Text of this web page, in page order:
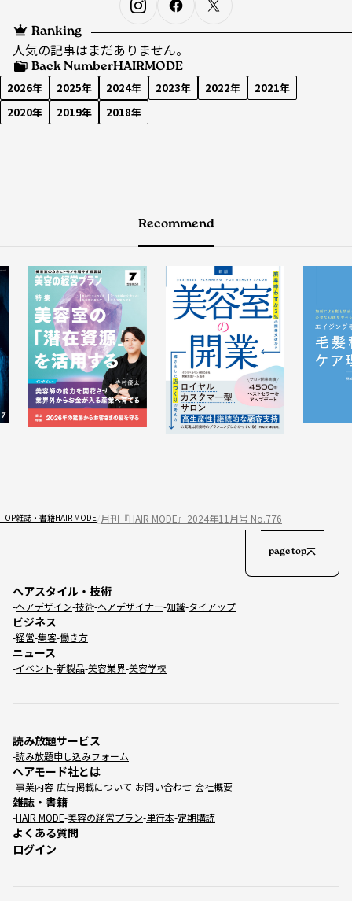
Ranking
人気の記事はまだありません。
Back NumberHAIRMODE
2026年 2025年 2024年 2023年 2022年
2021年
2020年
2019年 2018年
Recommend
TOP雑誌・書籍HAIR MODE 月刊『HAIR MODE』2024年11月号 No.776
ヘアスタイル・技術
ヘアデザイン 技術 ヘアデザイナー 知識 タイアップ
ビジネス
経営 集客 働き方
ニュース
イベント 新製品 美容業界 美容学校
読み放題サービス
読み放題申し込みフォーム
ヘアモード社とは
事業内容 広告掲載について お問い合わせ 会社概要
雑誌・書籍
HAIR MODE 美容の経営プラン 単行本 定期購読
よくある質問
ログイン
page top